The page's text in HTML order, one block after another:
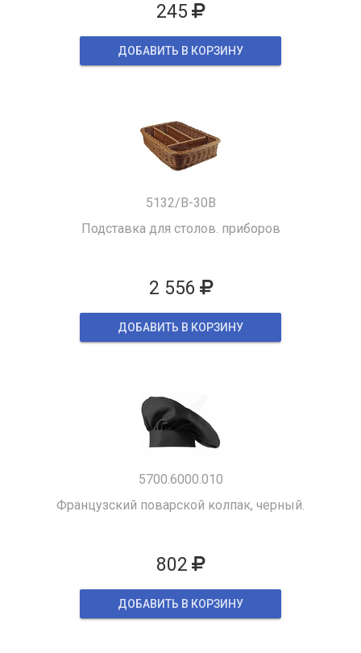
245
ДОБАВИТЬ В КОРЗИНУ
5132/B-30B
Подставка для столов. приборов
2 556
ДОБАВИТЬ В КОРЗИНУ
5700.6000.010
Французский поварской колпак, черный.
802
ДОБАВИТЬ В КОРЗИНУ